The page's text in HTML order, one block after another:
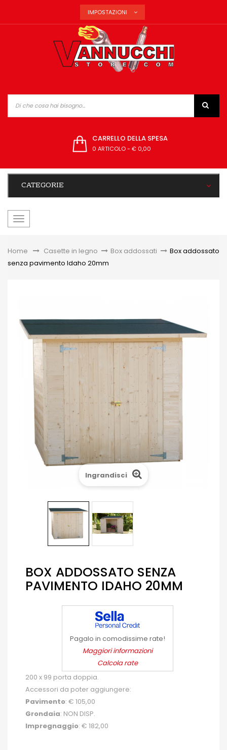
IMPOSTAZIONI
CARRELLO DELLA SPESA
0 ARTICOLO- € 0,00
CATEGORIE
navigazione
Home &gt;Casette in legno > Box addossati > Box addossato
senza pavimento Idaho 20mm
Ingrandisci
BOX ADDOSSATO SENZA
PAVIMENTO IDAHO 20MM
Pagalo in comodissime rate!
Maggiori informazioni
Calcola rate
200 x 99 porta doppia.
Accessori da poter aggiungere:
Pavimento: € 105,00
Grondaia: NON DISP.
Impregnaggio: € 182,00